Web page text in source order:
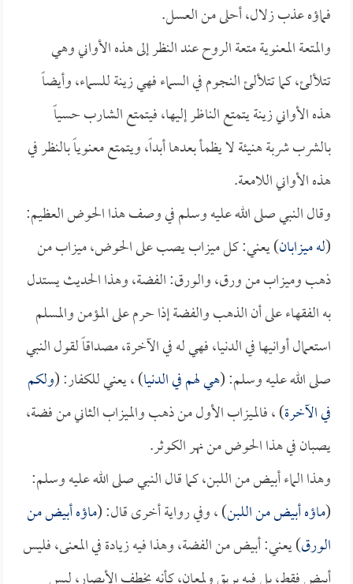
فماؤه عذب زلال، أحلى من العسل.
والمتعة المعنوية متعة الروح عند النظر إلى هذه الأواني وهي
تتلألئ، كما تتلألئ النجوم في السماء فهي زينة للسماء، وأيضاً
هذه الأواني زينة يتمتع الناظر إليها، فيتمتع الشارب حسياً
بالشرب شربة هنيئة لا يظمأ بعدها أبداً، ويتمتع معنوياً بالنظر في
هذه الأواني اللامعة.
وقال النبي صلى الله عليه وسلم في وصف هذا الحوض العظيم:
(له ميزابان) يعني: كل ميزاب يصب على الحوض، ميزاب من
ذهب وميزاب من ورق، والورق: الفضة، وهذا الحديث يستدل
به الفقهاء على أن الذهب والفضة إذا حرم على المؤمن والمسلم
استعمال أوانيها في الدنيا، فهي له في الآخرة، مصداقاً لقول النبي
صلى الله عليه وسلم: (هي لهم في الدنيا) ، يعني للكفار: (ولكم
في الآخرة) ، فالميزاب الأول من ذهب والميزاب الثاني من فضة،
يصبان في هذا الحوض من نهر الكوثر.
وهذا الماء أبيض من اللبن، كما قال النبي صلى الله عليه وسلم:
(ماؤه أبيض من اللبن) ، وفي رواية أخرى قال: (ماؤه أبيض من
الورق) يعني: أبيض من الفضة، وهذا فيه زيادة في المعنى، فليس